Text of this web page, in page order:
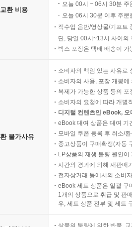
환 비용
오늘 00시 ~ 06시 30분
오늘 06시 30분 이후 주
직수입 음반/영상물/기프트
단, 당일 00시~13시 사이의
박스 포장은 택배 배송이
불가사유
소비자의 책임 있는 사유로
소비자의 사용, 포장 개봉
복제가 가능한 상품 등의
소비자의 요청에 따라 개별
디지털 컨텐츠인 eBook,
eBook 대여 상품은 대여 기
모바일 쿠폰 등록 후 취소/
중고상품이 구매확정(자동
LP상품의 재생 불량 원인
시간의 경과에 의해 재판매
전자상거래 등에서의 소비
eBook 세트 상품은 일괄 구
1개의 상품으로 취급 및 판
우, 세트 상품 전부 및 세트